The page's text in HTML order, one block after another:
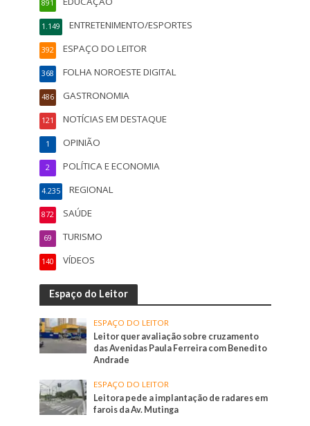
891
ENTRETENIMENTO/ESPORTES
1.149
ESPAÇO DO LEITOR
392
FOLHA NOROESTE DIGITAL
368
GASTRONOMIA
486
NOTÍCIAS EM DESTAQUE
121
OPINIÃO
1
POLÍTICA E ECONOMIA
2
REGIONAL
4.235
SAÚDE
872
TURISMO
69
VÍDEOS
140
Espaço do Leitor
ESPAÇO DO LEITOR
Leitor quer avaliação sobre cruzamento
das Avenidas Paula Ferreira com Benedito
Andrade
ESPAÇO DO LEITOR
Leitora pede a implantação de radares em
farois da Av. Mutinga